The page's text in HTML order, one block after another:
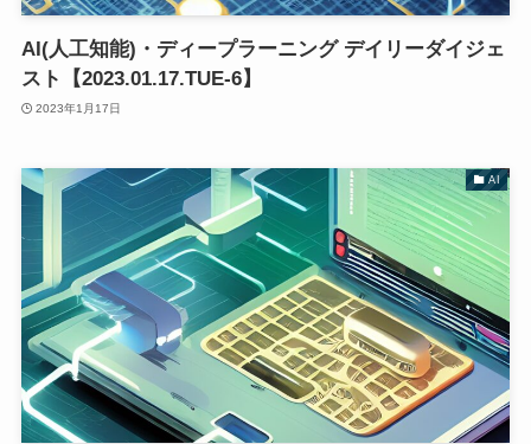
AI(人工知能)・ディープラーニング デイリーダイジェ
スト【2023.01.17.TUE-6】
2023年1月17日
AI